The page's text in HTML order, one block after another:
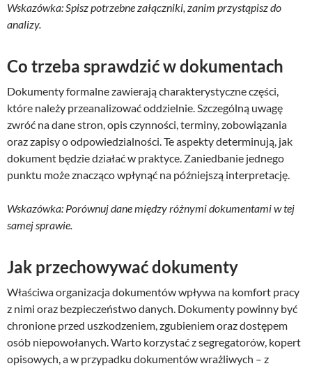
Wskazówka: Spisz potrzebne załączniki, zanim przystąpisz do
analizy.
Co trzeba sprawdzić w dokumentach
Dokumenty formalne zawierają charakterystyczne części,
które należy przeanalizować oddzielnie. Szczególną uwagę
zwróć na dane stron, opis czynności, terminy, zobowiązania
oraz zapisy o odpowiedzialności. Te aspekty determinują, jak
dokument będzie działać w praktyce. Zaniedbanie jednego
punktu może znacząco wpłynąć na późniejszą interpretację.
Wskazówka: Porównuj dane między różnymi dokumentami w tej
samej sprawie.
Jak przechowywać dokumenty
Właściwa organizacja dokumentów wpływa na komfort pracy
z nimi oraz bezpieczeństwo danych. Dokumenty powinny być
chronione przed uszkodzeniem, zgubieniem oraz dostępem
osób niepowołanych. Warto korzystać z segregatorów, kopert
opisowych, a w przypadku dokumentów wrażliwych – z